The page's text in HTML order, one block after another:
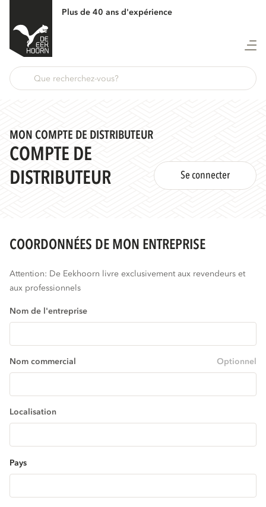
Plus de 40 ans d'expérience
MON COMPTE DE DISTRIBUTEUR
COMPTE DE
DISTRIBUTEUR
Se connecter
COORDONNÉES DE MON ENTREPRISE
Attention: De Eekhoorn livre exclusivement aux revendeurs et
aux professionnels
Nom de l'entreprise
Nom commercial Optionnel
Localisation
Pays